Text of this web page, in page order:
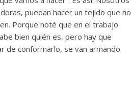
puedan hacer un tejido que no
Porque noté que en el trabajo
bien quién es, pero hay que
de conformarlo, se van armando